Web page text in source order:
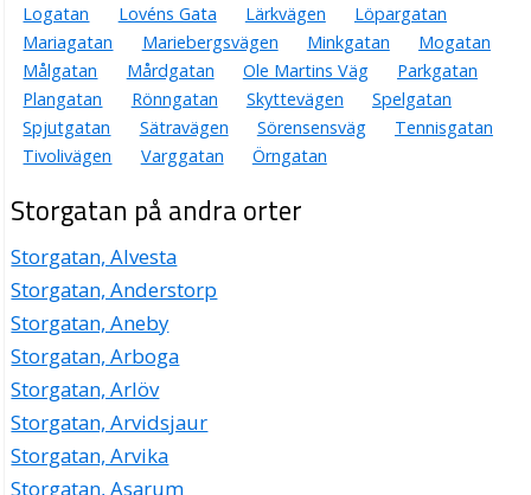
Logatan
Lovéns Gata Lärkvägen
Löpargatan
Mariagatan
Mariebergsvägen Minkgatan
Mogatan
Målgatan
Mårdgatan Ole Martins Väg
Parkgatan
Plangatan
Rönngatan Skyttevägen
Spelgatan
Spjutgatan
Sätravägen Sörensensväg
Tennisgatan
Tivolivägen
Varggatan Örngatan
Storgatan på andra orter
Storgatan, Alvesta
Storgatan, Anderstorp
Storgatan, Aneby
Storgatan, Arboga
Storgatan, Arlöv
Storgatan, Arvidsjaur
Storgatan, Arvika
Storgatan, Asarum